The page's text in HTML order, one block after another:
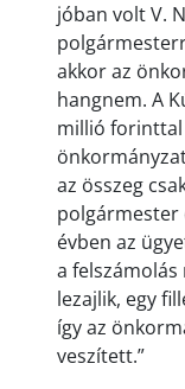
jóban volt V.
akkor az
hangnem. A
millió forinttal
az összeg
polgármester
évben az
a
lezajlik, egy
így az
veszített.”